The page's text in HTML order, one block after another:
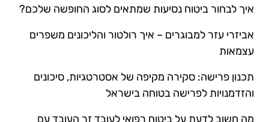
איך לבחור ביטוח נסיעות שמתאים לסוג החופשה שלכם?
אביזרי עזר למבוגרים – איך רולטור והליכונים משפרים
עצמאות
תכנון פרישה: סקירה מקיפה של אסטרטגיות, סיכונים
והזדמנויות לפרישה בטוחה בישראל
מה חשוב לדעת על ביטוח רפואי לעובד זר העובד עם